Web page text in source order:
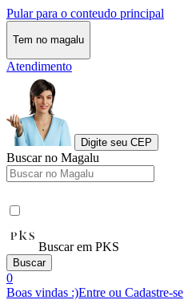
Pular para o conteudo principal
Tem no magalu
Atendimento
Digite seu CEP
Buscar no Magalu
Buscar em PKS
Buscar
0
Boas vindas :)Entre ou Cadastre-se